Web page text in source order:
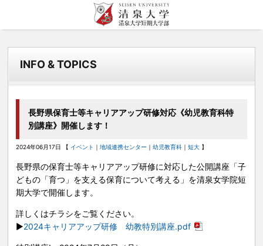
女学院短期大学
INFO & TOPICS
長野県保育士等キャリアアップ研修対応《幼児教育科特
別講座》開催します！
2024年06月17日 【 イベント ｜ 地域連携センター ｜ 幼児教育科 ｜ 短大 】
長野県の保育士等キャリアアップ研修に対応した公開講座「子
どもの「育つ」を支える保育について考える」を清泉女学院短
期大学で開催します。
詳しくはチラシをご覧ください。
▶2024キャリアアップ研修 幼教特別講座.pdf
清泉女学院について
清泉女学院について トップ
学長メッセージ
清泉女学院の変革への取り組み
沿革・歴史
姉妹校・清泉ファミリー
情報公開
研究活動に関して
清泉での学び
清泉での学び トップ
インターンシップ
海外留学・国際交流
ボランティア
中学校・高等学校向け
出張講座・大学見学会
地域の方向け
生涯学習講座・公開講座
入試情報
入試情報 トップ
資料請求
キャンパスライフ
キャンパスライフ トップ
キャンパスマップ
サークル・クラブ
清泉祭
学生支援
学内施設
図書館
国際交流センター
キャリア支援課
カトリックセンター
教育文化研究所
このサイトについて
サイトマップ
目的者別
受験生の方へ
卒業生の方へ
一般・企業の方へ
教職員の方へ